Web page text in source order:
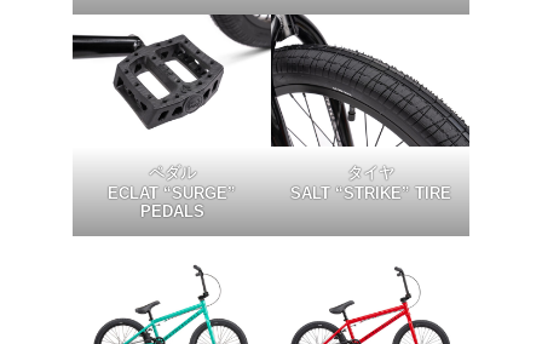
ペダル
ECLAT “SURGE”
PEDALS
タイヤ
SALT “STRIKE” TIRE